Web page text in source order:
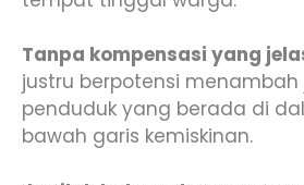
Tanpa kompensasi yang
justru berpotensi
penduduk yang berada di
bawah garis kemiskinan.